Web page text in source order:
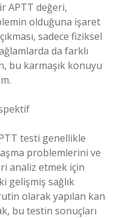
APTT değeri,
olduğuna işaret
sadece fiziksel
da farklı
bu karmaşık konuyu
testi genellikle
problemlerini ve
analiz etmek için
gelişmiş sağlık
olarak yapılan kan
bu testin sonuçları